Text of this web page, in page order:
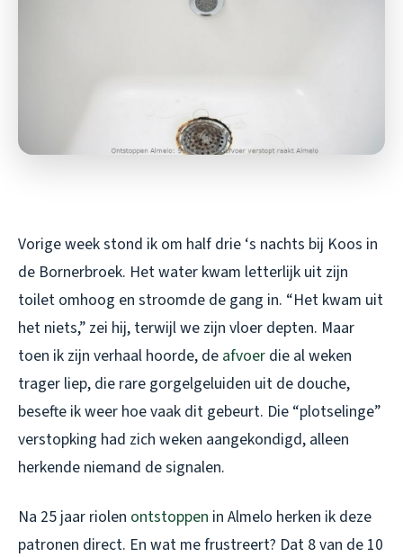
Vorige week stond ik om half drie ‘s nachts bij Koos in
de Bornerbroek. Het water kwam letterlijk uit zijn
toilet omhoog en stroomde de gang in. “Het kwam uit
het niets,” zei hij, terwijl we zijn vloer depten. Maar
toen ik zijn verhaal hoorde, de afvoer die al weken
trager liep, die rare gorgelgeluiden uit de douche,
besefte ik weer hoe vaak dit gebeurt. Die “plotselinge”
verstopking had zich weken aangekondigd, alleen
herkende niemand de signalen.
Na 25 jaar riolen ontstoppen in Almelo herken ik deze
patronen direct. En wat me frustreert? Dat 8 van de 10